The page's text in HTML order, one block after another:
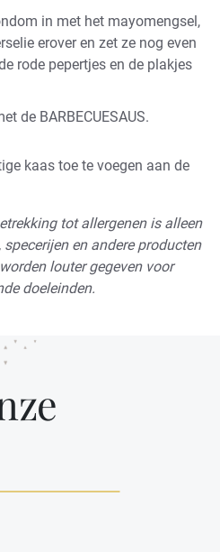
in met het mayomengsel,
erover en zet ze nog even
rode pepertjes en de plakjes
de BARBECUESAUS.
kaas toe te voegen aan de
tot allergenen is alleen
en andere producten
louter gegeven voor
doeleinden.